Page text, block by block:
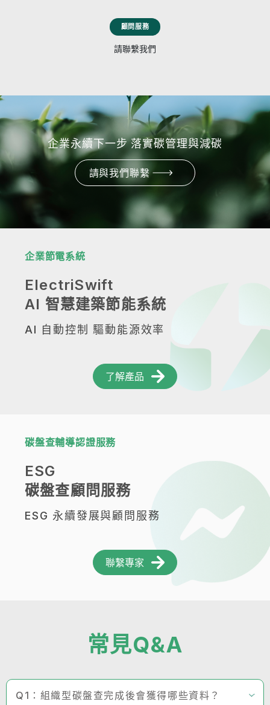
顧問服務
請聯繫我們
企業永續下一步 落實碳管理與減碳
請與我們聯繫
企業節電系統
ElectriSwift
AI 智慧建築節能系統
AI 自動控制 驅動能源效率
了解產品
碳盤查輔導認證服務
ESG
碳盤查顧問服務
ESG 永續發展與顧問服務
聯繫專家
常見Q&A
Q1：組織型碳盤查完成後會獲得哪些資料？